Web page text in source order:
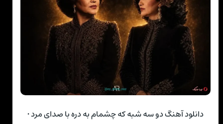
دانلود آهنگ دو سه شبه که چشمام به دره با صدای مرد •